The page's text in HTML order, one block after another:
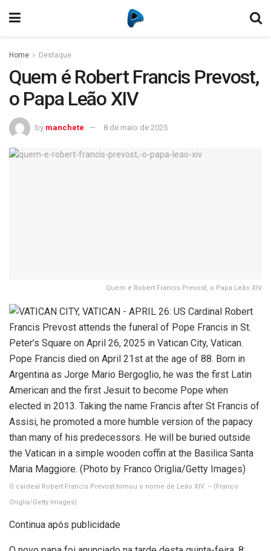
Home Destaque
Quem é Robert Francis Prevost,
o Papa Leão XIV
by manchete 8 de maio de 2025
Quem é Robert Francis Prevost, o Papa Leão XIV
O cardeal Robert Francis Prevost tomou o nome de Leão XIV. – (Franco
Origlia/Getty Images)
Continua após publicidade